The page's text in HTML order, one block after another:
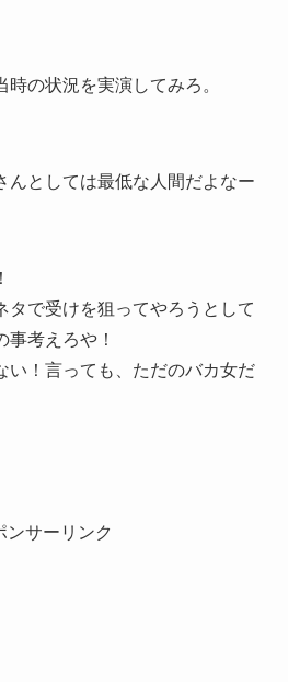
の状況を実演してみろ。
んとしては最低な人間だよなー
タで受けを狙ってやろうとして
事考えろや！
い！言っても、ただのバカ女だ
ンサーリンク